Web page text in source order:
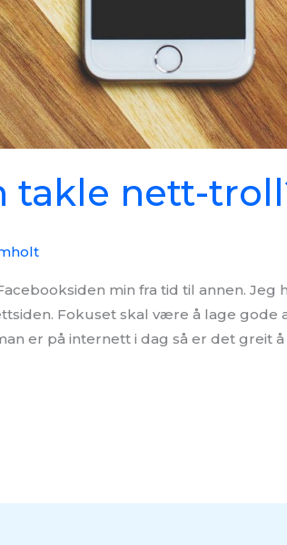
takle nett-
min fra tid til annen. Jeg
Fokuset skal være å lage
er på internett i dag så er det greit